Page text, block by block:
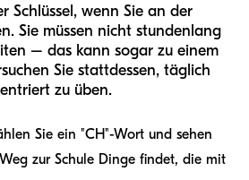
Schlüssel, wenn Sie an der
Sie müssen nicht stundenlang
– das kann sogar zu einem
Sie stattdessen, täglich
zu üben.
Sie ein "CH"-Wort und sehen
zur Schule Dinge findet, die mit